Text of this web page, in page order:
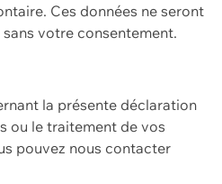
Ces données ne seront
votre consentement.
la présente déclaration
ou le traitement de vos
pouvez nous contacter